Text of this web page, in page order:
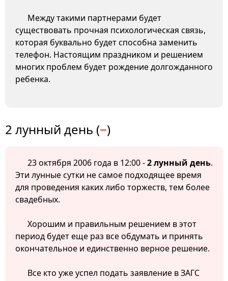
Между такими партнерами будет
существовать прочная психологическая связь,
которая буквально будет способна заменить
телефон. Настоящим праздником и решением
многих проблем будет рождение долгожданного
ребенка.
2 лунный день (−)
23 октября 2006 года в 12:00 -2 лунный день.
Эти лунные сутки не самое подходящее время
для проведения каких либо торжеств, тем более
свадебных.
Хорошим и правильным решением в этот
период будет еще раз все обдумать и принять
окончательное и единственно верное решение.
Все кто уже успел подать заявление в ЗАГС